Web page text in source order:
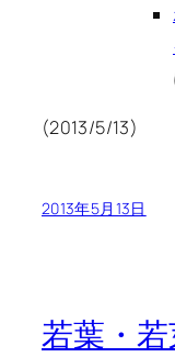
(2013/5/13)
2013年5月13日
若葉・